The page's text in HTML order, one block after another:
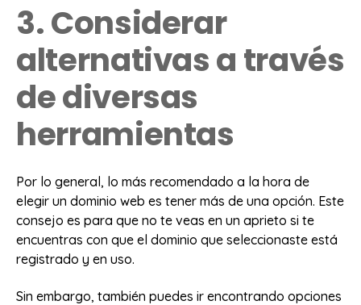
3. Considerar
alternativas a través
de diversas
herramientas
Por lo general, lo más recomendado a la hora de
elegir un dominio web es tener más de una opción. Este
consejo es para que no te veas en un aprieto si te
encuentras con que el dominio que seleccionaste está
registrado y en uso.
Sin embargo, también puedes ir encontrando opciones